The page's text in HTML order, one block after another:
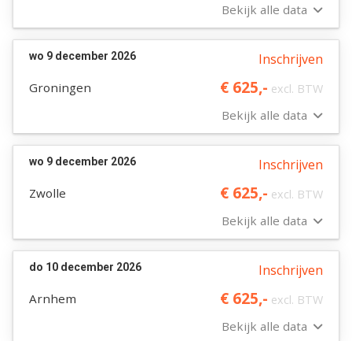
Bekijk alle data
wo 9 december 2026
Groningen
Inschrijven
Bekijk alle data
€ 625,- excl. BTW
wo 9 december 2026
Zwolle
Inschrijven
Bekijk alle data
€ 625,- excl. BTW
do 10 december 2026
Arnhem
Inschrijven
Bekijk alle data
€ 625,- excl. BTW